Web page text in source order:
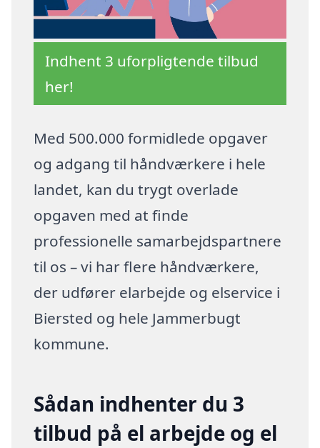
Indhent 3 uforpligtende tilbud
her!
Med 500.000 formidlede opgaver
og adgang til håndværkere i hele
landet, kan du trygt overlade
opgaven med at finde
professionelle samarbejdspartnere
til os – vi har flere håndværkere,
der udfører elarbejde og elservice i
Biersted og hele Jammerbugt
kommune.
Sådan indhenter du 3
tilbud på el arbejde og el